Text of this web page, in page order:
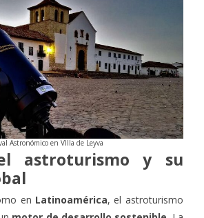
Astronómico en VIlla de Leyva
astroturismo y su
en Latinoamérica, el astroturismo